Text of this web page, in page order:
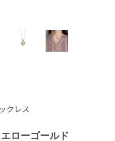
クレス
ローゴールド